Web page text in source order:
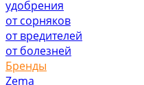
удобрения
от сорняков
от вредителей
от болезней
Бренды
Zema